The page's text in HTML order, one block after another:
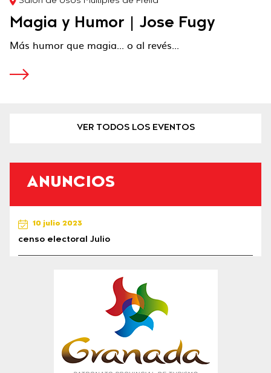
Magia y Humor | Jose Fugy
Más humor que magia... o al revés...
VER TODOS LOS EVENTOS
ANUNCIOS
10 julio 2023
censo electoral Julio